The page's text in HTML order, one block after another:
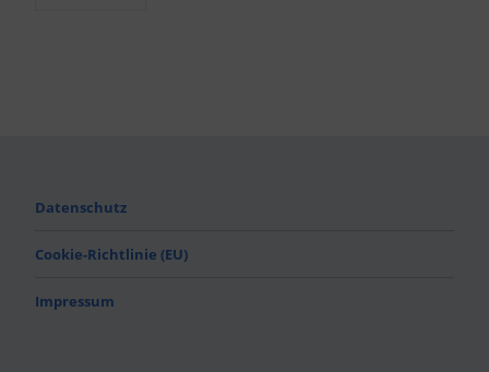
Datenschutz
Cookie-Richtlinie (EU)
Impressum